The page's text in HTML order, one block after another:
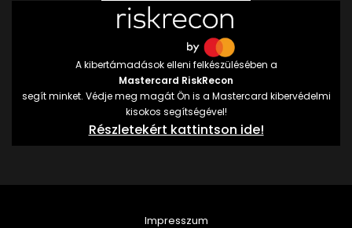
A kibertámadások elleni felkészülésében a
Mastercard RiskRecon
segít minket. Védje meg magát Ön is a Mastercard kibervédelmi
kisokos segítségével!
Részletekért kattintson ide!
Impresszum